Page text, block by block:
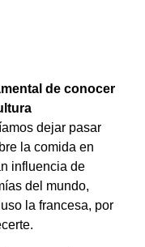
de conocer
dejar pasar
la comida en
influencia de
del mundo,
la francesa, por